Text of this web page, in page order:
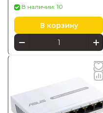
В наличии: 10
В корзину